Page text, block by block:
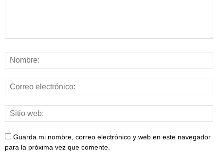
Guarda mi nombre, correo electrónico y web en este navegador
para la próxima vez que comente.